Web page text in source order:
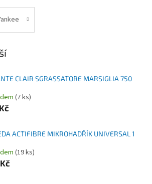
CLAIR SGRASSATORE MARSIGLIA 750
(7 ks)
ACTIFIBRE MIKROHADŘÍK UNIVERSAL 1
(19 ks)